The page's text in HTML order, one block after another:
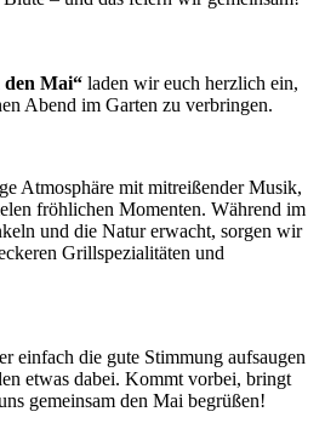
den Mai“ laden wir euch herzlich ein,
Abend im Garten zu verbringen.
Atmosphäre mit mitreißender Musik,
fröhlichen Momenten. Während im
und die Natur erwacht, sorgen wir
Grillspezialitäten und
einfach die gute Stimmung aufsaugen
etwas dabei. Kommt vorbei, bringt
gemeinsam den Mai begrüßen!